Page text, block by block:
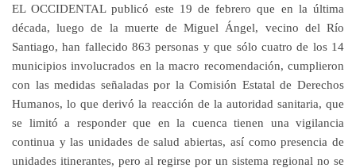
EL OCCIDENTALpublicó este 19 de febrero que en la última
década, luego de la muerte de Miguel Ángel, vecino del Río
Santiago, han fallecido 863 personas y que sólo cuatro de los 14
municipios involucrados en la macro recomendación, cumplieron
con las medidas señaladas por la Comisión Estatal de Derechos
Humanos, lo que derivó la reacción de la autoridad sanitaria, que
se limitó a responder que en la cuenca tienen una vigilancia
continua y las unidades de salud abiertas, así como presencia de
unidades itinerantes, pero al regirse por un sistema regional no se